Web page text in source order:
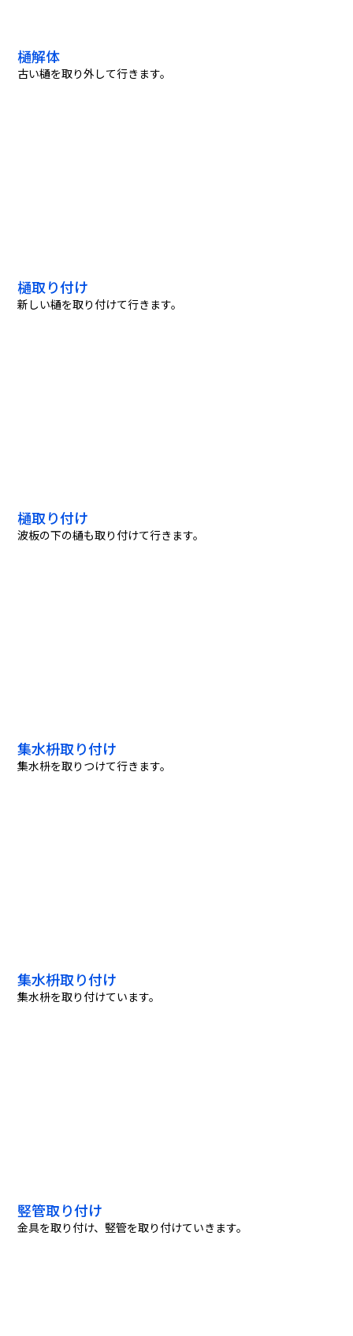
樋解体
古い樋を取り外して行きます。
樋取り付け
新しい樋を取り付けて行きます。
樋取り付け
波板の下の樋も取り付けて行きます。
集水枡取り付け
集水枡を取りつけて行きます。
集水枡取り付け
集水枡を取り付けています。
竪管取り付け
金具を取り付け、竪管を取り付けていきます。